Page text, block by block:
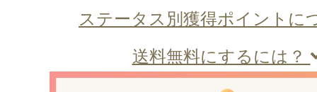
ステータス別獲得ポイントに
送料無料にするには？